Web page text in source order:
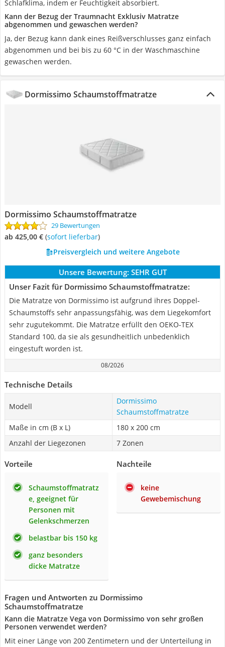
Schlafklima, indem er Feuchtigkeit absorbiert.
Kann der Bezug der Traumnacht Exklusiv Matratze
abgenommen und gewaschen werden?
Ja, der Bezug kann dank eines Reißverschlusses ganz einfach
abgenommen und bei bis zu 60 °C in der Waschmaschine
gewaschen werden.
Dormissimo Schaumstoffmatratze
Dormissimo Schaumstoffmatratze
29 Bewertungen
ab 425,00 € ( Sofort lieferbar)
Preisvergleich und weitere Angebote
Unsere Bewertung: SEHR GUT
Unser Fazit für Dormissimo Schaumstoffmatratze:
Die Matratze von Dormissimo ist aufgrund ihres Doppel-
Schaumstoffs sehr anpassungsfähig, was dem Liegekomfort
sehr zugutekommt. Die Matratze erfüllt den OEKO-TEX
Standard 100, da sie als gesundheitlich unbedenklich
eingestuft worden ist.
08/2026
Technische Details
Modell
Dormissimo
Schaumstoffmatratze
Maße in cm (B x L)
180 x 200 cm
Anzahl der Liegezonen
7 Zonen
Vorteile
Schaumstoffmatratz
e, geeignet für
Personen mit
Gelenkschmerzen
belastbar bis 150 kg
ganz besonders
dicke Matratze
Nachteile
keine
Gewebemischung
Fragen und Antworten zu Dormissimo
Schaumstoffmatratze
Kann die Matratze Vega von Dormissimo von sehr großen
Personen verwendet werden?
Mit einer Länge von 200 Zentimetern und der Unterteilung in